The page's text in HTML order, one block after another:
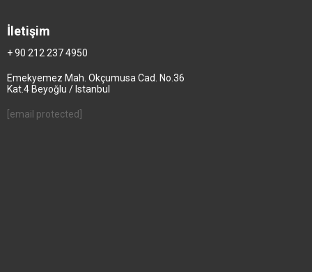
İletişim
+ 90 212 237 4950
Emekyemez Mah. Okçumusa Cad. No.36
Kat.4 Beyoğlu / Istanbul
[email protected]